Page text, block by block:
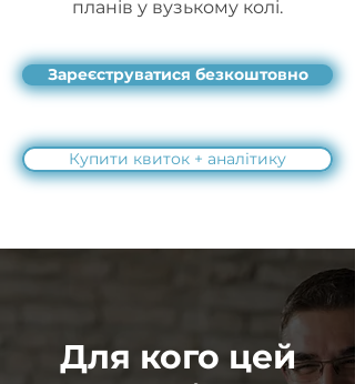
планів у вузькому колі.
Зареєструватися безкоштовно
Купити квиток + аналітику
Для кого цей